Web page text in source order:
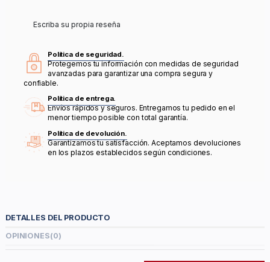
Escriba su propia reseña
Política de seguridad.
Protegemos tu información con medidas de seguridad
avanzadas para garantizar una compra segura y
confiable.
Política de entrega.
Envíos rápidos y seguros. Entregamos tu pedido en el
menor tiempo posible con total garantía.
Política de devolución.
Garantizamos tu satisfacción. Aceptamos devoluciones
en los plazos establecidos según condiciones.
DETALLES DEL PRODUCTO
OPINIONES(0)